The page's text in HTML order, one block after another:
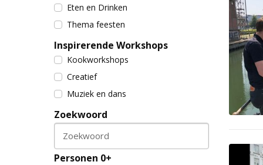
Eten en Drinken
Thema feesten
Inspirerende Workshops
Kookworkshops
Creatief
Muziek en dans
Zoekwoord
Zoekwoord
Personen 0+